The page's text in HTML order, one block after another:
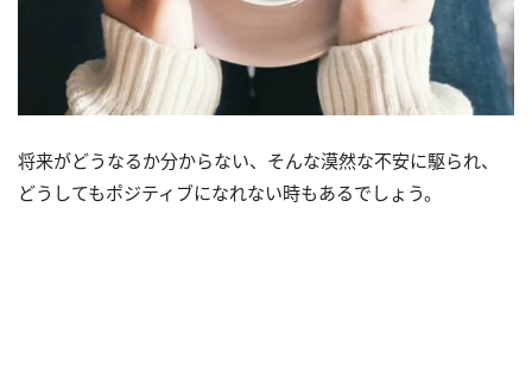
将来がどうなるか分からない、そんな漠然な不安に駆られ、
どうしてもポジティブになれない時もあるでしょう。